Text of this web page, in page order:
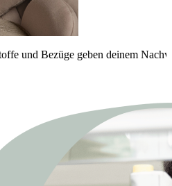
und Bezüge geben deinem